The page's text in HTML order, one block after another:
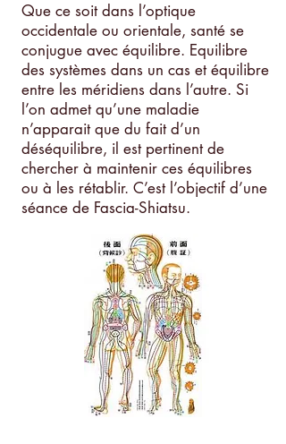
Que ce soit dans l’optique
occidentale ou orientale, santé se
conjugue avec équilibre. Equilibre
des systèmes dans un cas et équilibre
entre les méridiens dans l’autre. Si
l’on admet qu’une maladie
n’apparait que du fait d’un
déséquilibre, il est pertinent de
chercher à maintenir ces équilibres
ou à les rétablir. C’est l’objectif d’une
séance de Fascia-Shiatsu.